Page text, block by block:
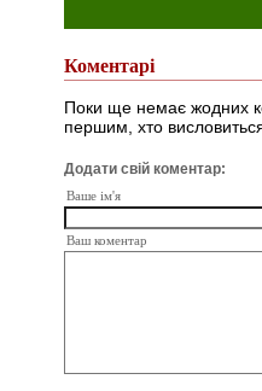
Коментарі
Поки ще немає жодних
першим, хто
Додати свій коментар:
Ваше ім'я
Ваш коментар